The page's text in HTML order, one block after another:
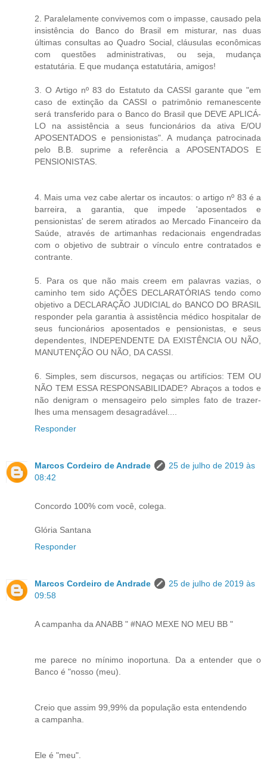
2. Paralelamente convivemos com o impasse, causado pela
insistência do Banco do Brasil em misturar, nas duas
últimas consultas ao Quadro Social, cláusulas econômicas
com questões administrativas, ou seja, mudança
estatutária. E que mudança estatutária, amigos!
3. O Artigo nº 83 do Estatuto da CASSI garante que "em
caso de extinção da CASSI o patrimônio remanescente
será transferido para o Banco do Brasil que DEVE APLICÁ-
LO na assistência a seus funcionários da ativa E/OU
APOSENTADOS e pensionistas". A mudança patrocinada
pelo B.B. suprime a referência a APOSENTADOS E
PENSIONISTAS.
4. Mais uma vez cabe alertar os incautos: o artigo nº 83 é a
barreira, a garantia, que impede 'aposentados e
pensionistas' de serem atirados ao Mercado Financeiro da
Saúde, através de artimanhas redacionais engendradas
com o objetivo de subtrair o vínculo entre contratados e
contrante.
5. Para os que não mais creem em palavras vazias, o
caminho tem sido AÇÕES DECLARATÓRIAS tendo como
objetivo a DECLARAÇÃO JUDICIAL do BANCO DO BRASIL
responder pela garantia à assistência médico hospitalar de
seus funcionários aposentados e pensionistas, e seus
dependentes, INDEPENDENTE DA EXISTÊNCIA OU NÃO,
MANUTENÇÃO OU NÃO, DA CASSI.
6. Simples, sem discursos, negaças ou artifícios: TEM OU
NÃO TEM ESSA RESPONSABILIDADE? Abraços a todos e
não denigram o mensageiro pelo simples fato de trazer-
lhes uma mensagem desagradável....
Responder
Marcos Cordeiro de Andrade
25 de julho de 2019 às
08:42
Concordo 100% com você, colega.
Glória Santana
Responder
Marcos Cordeiro de Andrade
25 de julho de 2019 às
09:58
A campanha da ANABB " #NAO MEXE NO MEU BB "
me parece no mínimo inoportuna. Da a entender que o
Banco é "nosso (meu).
Creio que assim 99,99% da população esta entendendo
a campanha.
Ele é "meu".